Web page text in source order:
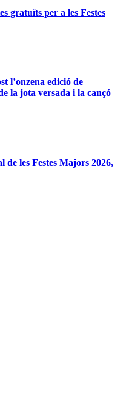
gratuïts per a les Festes
l’onzena edició de
la jota versada i la cançó
de les Festes Majors 2026,